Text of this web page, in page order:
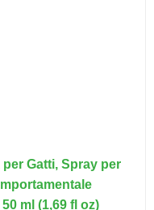
Gatti, Spray per
ml (1,69 fl oz)